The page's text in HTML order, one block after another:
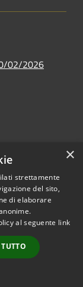
02/2026
2026 • Comune di
• Powered by
•
Accesso
×
strettamente
del sito,
di elaborare
al seguente link